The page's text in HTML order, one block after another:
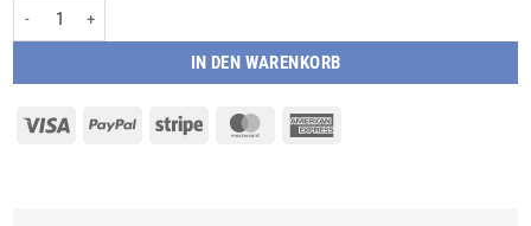
IN DEN WARENKORB
Visa PayPal Stripe MasterCard